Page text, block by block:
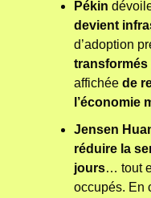
Pékin
devient
d’adoption
transformés
affichée de
l’économie
Jensen
réduire la
jours… tout
occupés. En